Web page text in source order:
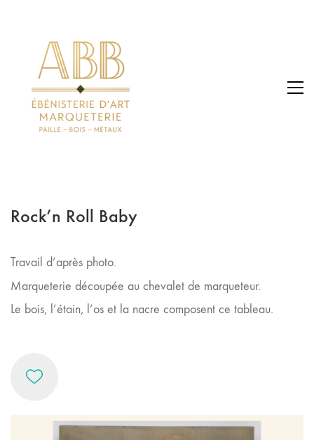
Rock’n Roll Baby
Travail d’après photo.
Marqueterie découpée au chevalet de marqueteur.
Le bois, l’étain, l’os et la nacre composent ce tableau.